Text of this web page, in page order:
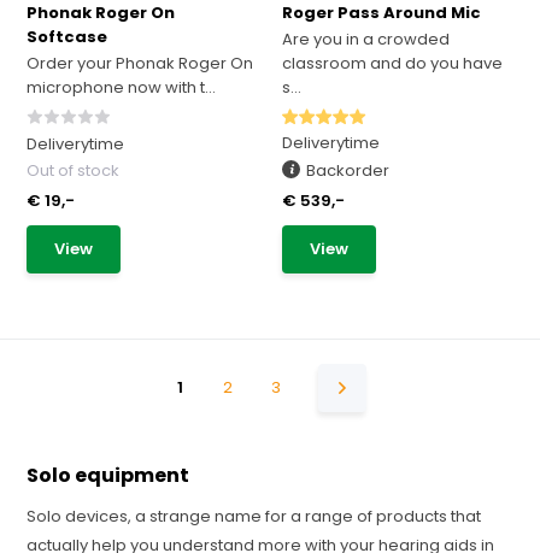
Phonak Roger On
Softcase
Order your Phonak Roger On
microphone now with t...
Deliverytime
Out of stock
€ 19,-
View
Roger Pass Around Mic
Are you in a crowded
classroom and do you have
s...
Deliverytime
Backorder
€ 539,-
View
1 2 3
Solo equipment
Solo devices, a strange name for a range of products that
actually help you understand more with your hearing aids in